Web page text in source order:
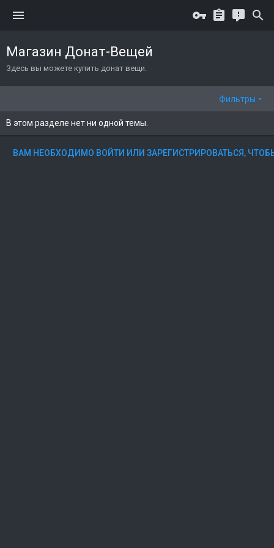
Магазин Донат-Вещей
Здесь вы можете купить донат вещи.
Фильтры
В этом разделе нет ни одной темы.
ВАМ НЕОБХОДИМО ВОЙТИ ИЛИ ЗАРЕГИСТРИРОВАТЬСЯ,